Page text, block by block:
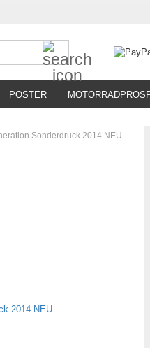
POSTER
Sonderdruck 2014 NEU